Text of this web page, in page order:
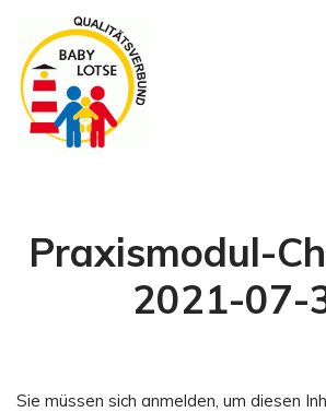
Zum
Inhalt
springen
Praxismodul-
2021-07-
Sie müssen sich anmelden, um diesen